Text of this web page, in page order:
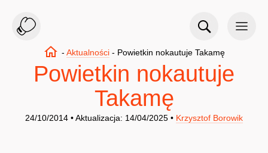
- Aktualności- Powietkin nokautuje Takamę
Powietkin nokautuje
Takamę
24/10/2014 • Aktualizacja: 14/04/2025 • Krzysztof Borowik